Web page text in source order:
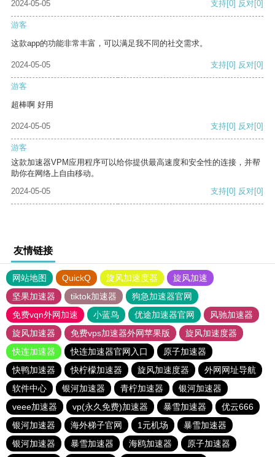
2024-05-05
支持[0] 反对[0]
游客
这款app的功能非常丰富，可以满足我不同的社交需求。
2024-05-05 支持[0] 反对[0]
游客
超棒啊 好用
2024-05-05 支持[0] 反对[0]
游客
这款加速器VPM应用程序可以给你提供最高速度和安全性的连接，并帮
助你在网络上自由移动。
2024-05-05
支持[0] 反对[0]
友情链接
网站地图 QuickQ 旋风加速度器
旋风加速
坚果加速器
tiktok加速器
狗急加速器官网
免费vqn外网加速
小蓝鸟 优途加速器官网
风驰加速器
旋风加速器
免费vps加速器外网苹果版
旋风加速度器
快连加速器
快连加速器官网入口
原子加速器
快鸭加速器
快柠檬加速器 旋风加速度器
外网网址导航
软件中心
银河加速器 青柠加速器
银河加速器
veee加速器
vp(永久免费)加速器 暴雪加速器
优云666
银河加速器
海外梯子官网 1元机场
暴雪加速器
银河加速器
暴雪加速器 海鸥加速器 原子加速器